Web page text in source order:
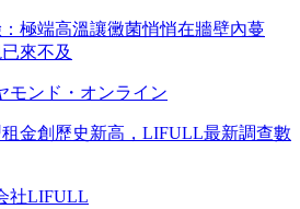
極端高溫讓黴菌悄悄在牆壁內蔓
來不及
モンド・オンライン
金創歷史新高，LIFULL最新調查數
社LIFULL